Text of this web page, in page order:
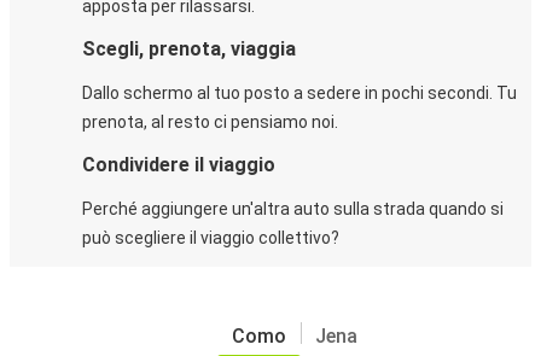
apposta per rilassarsi.
Scegli, prenota, viaggia
Dallo schermo al tuo posto a sedere in pochi secondi. Tu
prenota, al resto ci pensiamo noi.
Condividere il viaggio
Perché aggiungere un'altra auto sulla strada quando si
può scegliere il viaggio collettivo?
Como Jena